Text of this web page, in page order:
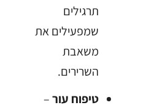
תרגילים
שמפעילים את
משאבת
השרירים.
טיפוח עור–